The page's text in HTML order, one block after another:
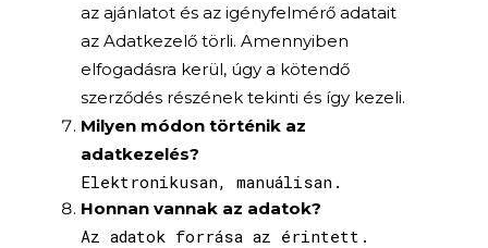
az ajánlatot és az igényfelmérő adatait
az Adatkezelő törli. Amennyiben
elfogadásra kerül, úgy a kötendő
szerződés részének tekinti és így kezeli.
Milyen módon történik az
adatkezelés?
Elektronikusan, manuálisan.
Honnan vannak az adatok?
Az adatok forrása az érintett.